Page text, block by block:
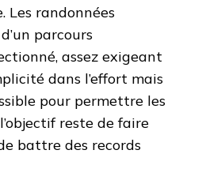
Les randonnées
parcours
assez exigeant
dans l’effort mais
pour permettre les
reste de faire
battre des records